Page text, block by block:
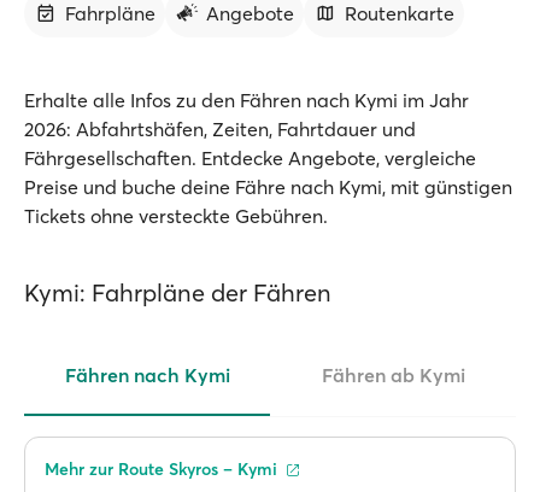
Fahrpläne Angebote Routenkarte
Erhalte alle Infos zu den Fähren nach Kymi im Jahr
2026: Abfahrtshäfen, Zeiten, Fahrtdauer und
Fährgesellschaften. Entdecke Angebote, vergleiche
Preise und buche deine Fähre nach Kymi, mit günstigen
Tickets ohne versteckte Gebühren.
Kymi: Fahrpläne der Fähren
Fähren nach Kymi Fähren ab Kymi
Mehr zur Route Skyros – Kymi